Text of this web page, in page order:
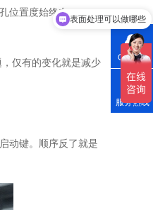
位置度始终在
仅有的变化就是减少
动键。顺序反了就是
QQ咨询
服务热线
你们有哪些设备？